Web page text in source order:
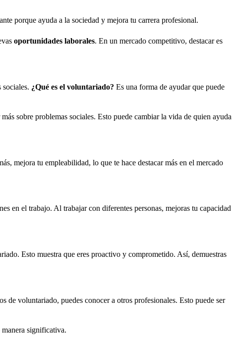
porque ayuda a la sociedad y mejora tu carrera profesional.
oportunidades laborales. En un mercado competitivo, destacar es
sociales. ¿Qué es el voluntariado? Es una forma de ayudar que puede
sobre problemas sociales. Esto puede cambiar la vida de quien ayuda
mejora tu empleabilidad, lo que te hace destacar más en el mercado
en el trabajo. Al trabajar con diferentes personas, mejoras tu capacidad
Esto muestra que eres proactivo y comprometido. Así, demuestras
de voluntariado, puedes conocer a otros profesionales. Esto puede ser
manera significativa.